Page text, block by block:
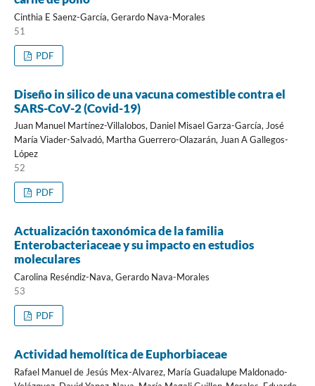
Cinthia E Saenz-García, Gerardo Nava-Morales
51
PDF
Diseño in silico de una vacuna comestible contra el
SARS-CoV-2 (Covid-19)
Juan Manuel Martínez-Villalobos, Daniel Misael Garza-García, José
María Viader-Salvadó, Martha Guerrero-Olazarán, Juan A Gallegos-
López
52
PDF
Actualización taxonómica de la familia
Enterobacteriaceae y su impacto en estudios
moleculares
Carolina Reséndiz-Nava, Gerardo Nava-Morales
53
PDF
Actividad hemolítica de Euphorbiaceae
Rafael Manuel de Jesús Mex-Alvarez, María Guadalupe Maldonado-